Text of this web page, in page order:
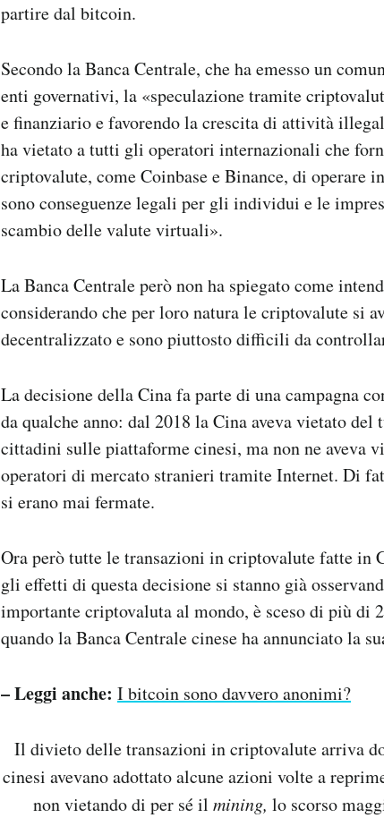
partire dal bitcoin.
Secondo la Banca Centrale, che ha emesso un
enti governativi, la «speculazione tramite
e finanziario e favorendo la crescita di attività
ha vietato a tutti gli operatori internazionali che
criptovalute, come Coinbase e Binance, di operare
sono conseguenze legali per gli individui e le
scambio delle valute virtuali».
La Banca Centrale però non ha spiegato come
considerando che per loro natura le criptovalute si
decentralizzato e sono piuttosto difficili da
La decisione della Cina fa parte di una campagna
da qualche anno: dal 2018 la Cina aveva vietato
cittadini sulle piattaforme cinesi, ma non ne aveva
operatori di mercato stranieri tramite Internet. Di
si erano mai fermate.
Ora però tutte le transazioni in criptovalute fatte in
gli effetti di questa decisione si stanno già
importante criptovaluta al mondo, è sceso di più di
quando la Banca Centrale cinese ha annunciato la
– Leggi anche: I bitcoin sono davvero anonimi?
Il divieto delle transazioni in criptovalute arriva
cinesi avevano adottato alcune azioni volte a
non vietando di per sé il mining, lo scorso